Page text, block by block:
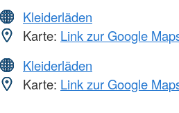
Kleiderläden
Karte: Link zur Google
Kleiderläden
Karte: Link zur Google